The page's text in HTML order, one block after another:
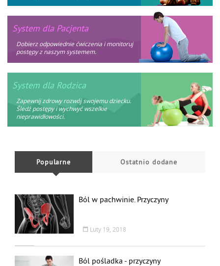
System dla Pacjenta
Dobierz odpowiednie ćwiczenia i monitoruj
postępy z naszym systemem.
System dla Rodzica
Zapewnij zdrowy rozwój swojemu dziecku.
Śledź postępy i wychwyć wszelkie
nieprawidłowości.
Popularne Ostatnio dodane
Ból w pachwinie. Przyczyny
Luty 19, 2018
Ból pośladka - przyczyny